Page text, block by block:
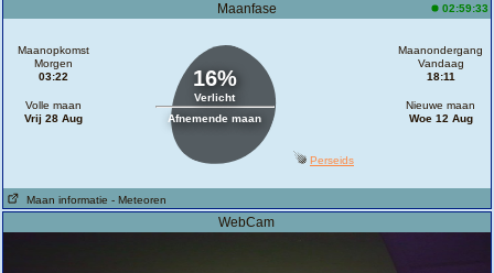
Maanfase 02:59:33
Maanopkomst
Morgen
03:22
Volle maan
Vrij 28 Aug
16%
Verlicht
Afnemende maan
Maanondergang
Vandaag
18:11
Nieuwe maan
Woe 12 Aug
Perseids
Maan informatie - Meteoren
WebCam